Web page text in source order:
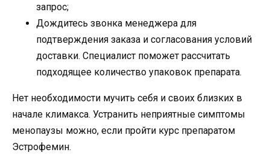
запрос;
Дождитесь звонка менеджера для
подтверждения заказа и согласования условий
доставки. Специалист поможет рассчитать
подходящее количество упаковок препарата.
Нет необходимости мучить себя и своих близких в
начале климакса. Устранить неприятные симптомы
менопаузы можно, если пройти курс препаратом
Эстрофемин.